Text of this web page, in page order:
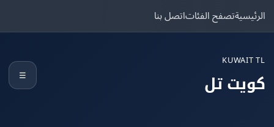
تصفح الفئاتاتصل بنا
تل